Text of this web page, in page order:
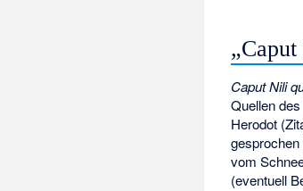
Caput Nili
Quellen
Herodot
vom
(eventuell